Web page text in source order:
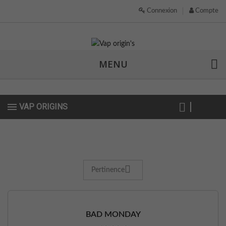
Compte
Connexion
MENU
VAP ORIGINS
Pertinence
BAD MONDAY